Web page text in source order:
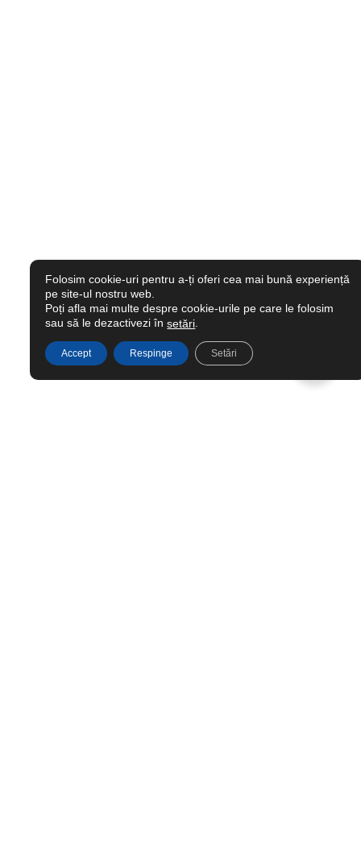
Folosim cookie-uri pentru a-ți oferi cea mai bună experiență
pe site-ul nostru web.
Poți afla mai multe despre cookie-urile pe care le folosim
sau să le dezactivezi însetări
Accept Respinge Setări
Ai nevoie de ajutor?